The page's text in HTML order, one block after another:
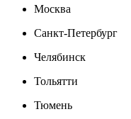
Москва
Санкт-Петербург
Челябинск
Тольятти
Тюмень